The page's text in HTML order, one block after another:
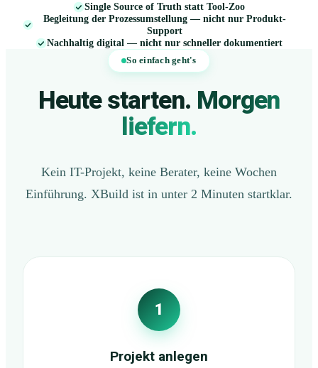
Single Source of Truth statt Tool-Zoo
Begleitung der Prozessumstellung — nicht nur Produkt-
Support
Nachhaltig digital — nicht nur schneller dokumentiert
So einfach geht's
Heute starten. Morgen
liefern.
Kein IT-Projekt, keine Berater, keine Wochen
Einführung. XBuild ist in unter 2 Minuten startklar.
1
Projekt anlegen